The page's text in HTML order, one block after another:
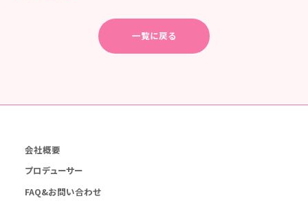
一覧に戻る
会社概要
プロデューサー
FAQ&お問い合わせ